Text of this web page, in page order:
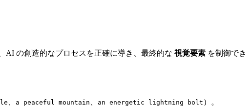
AI の創造的なプロセスを正確に導き、最終的な 視覚要素 を制御でき
a peaceful mountain an energetic lightning bolt ）。